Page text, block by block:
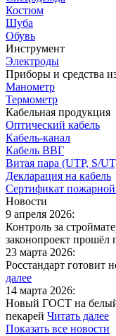
Костюм
Шуба
Обувь
Инструмент
Электроды
Приборы и средства
Манометр
Термометр
Кабельная продукция
Оптический кабель
Кабель-канал
Кабель ВВГ
Витая пара (UTP, S/
Декларация на кабель
Сертификат пожарной
Новости
9 апреля 2026:
Контроль за
законопроект прошёл
23 марта 2026:
Росстандарт готовит
далее
14 марта 2026:
Новый ГОСТ на белый
пекарей Читать далее
Показать все новости